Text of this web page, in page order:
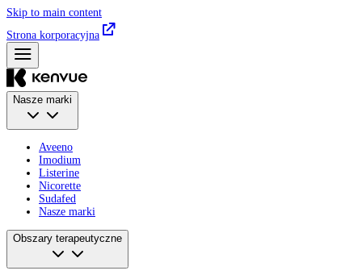
Skip to main content
Strona korporacyjna
Nasze marki
Aveeno
Imodium
Listerine
Nicorette
Sudafed
Nasze marki
Obszary terapeutyczne